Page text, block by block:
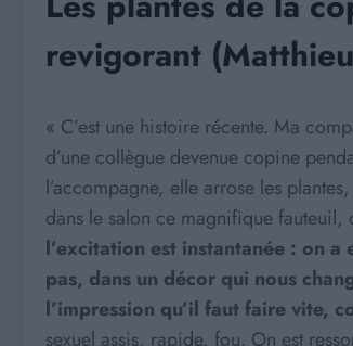
revigorant
« C’est une histoire récente. Ma
d’une collègue devenue copine
l’accompagne, elle arrose les
dans le salon ce magnifique
l’excitation est instantanée : on a
pas, dans un décor qui nous
l’impression qu’il faut faire vite,
sexuel assis, rapide, fou. On est